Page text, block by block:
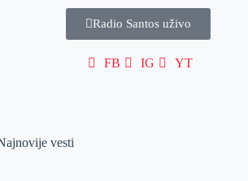
Radio Santos uživo
FB IG YT
vesti